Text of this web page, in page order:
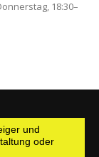
und
oder